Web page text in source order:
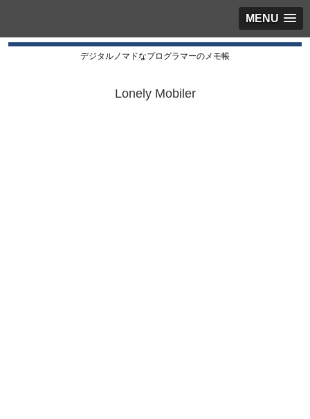
MENU
デジタルノマドなプログラマーのメモ帳
Lonely Mobiler